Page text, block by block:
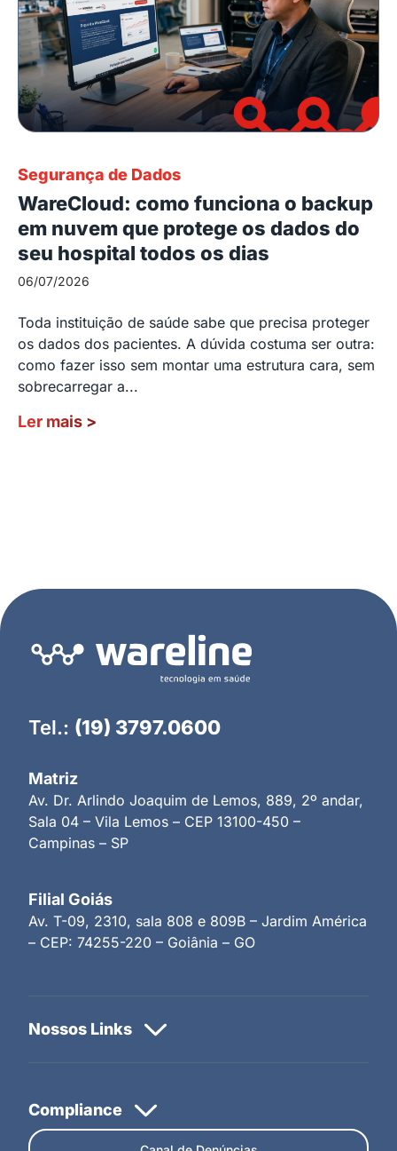
Segurança de Dados
WareCloud: como funciona o backup
em nuvem que protege os dados do
seu hospital todos os dias
06/07/2026
Toda instituição de saúde sabe que precisa proteger
os dados dos pacientes. A dúvida costuma ser outra:
como fazer isso sem montar uma estrutura cara, sem
sobrecarregar a...
Ler mais >
Tel.: (19) 3797.0600
Matriz
Av. Dr. Arlindo Joaquim de Lemos, 889, 2º andar,
Sala 04 – Vila Lemos – CEP 13100-450 –
Campinas – SP
Filial Goiás
Av. T-09, 2310, sala 808 e 809B – Jardim América
– CEP: 74255-220 – Goiânia – GO